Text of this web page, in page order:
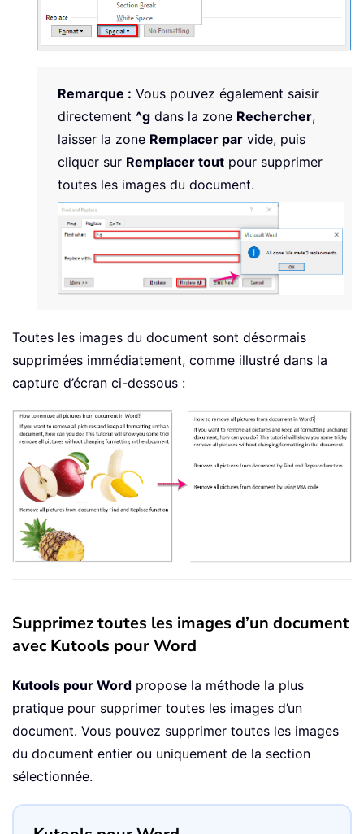
Remarque : Vous pouvez également saisir
directement ^g dans la zone Rechercher,
laisser la zone Remplacer par vide, puis
cliquer sur Remplacer tout pour supprimer
toutes les images du document.
Toutes les images du document sont désormais
supprimées immédiatement, comme illustré dans la
capture d’écran ci-dessous :
Supprimez toutes les images d’un document
avec Kutools pour Word
Kutools pour Word propose la méthode la plus
pratique pour supprimer toutes les images d’un
document. Vous pouvez supprimer toutes les images
du document entier ou uniquement de la section
sélectionnée.